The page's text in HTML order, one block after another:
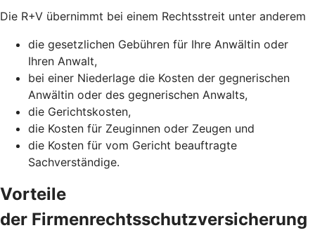
Die R+V übernimmt bei einem Rechtsstreit unter anderem
die gesetzlichen Gebühren für Ihre Anwältin oder
Ihren Anwalt,
bei einer Niederlage die Kosten der gegnerischen
Anwältin oder des gegnerischen Anwalts,
die Gerichtskosten,
die Kosten für Zeuginnen oder Zeugen und
die Kosten für vom Gericht beauftragte
Sachverständige.
Vorteile
der Firmenrechtsschutzversicherung